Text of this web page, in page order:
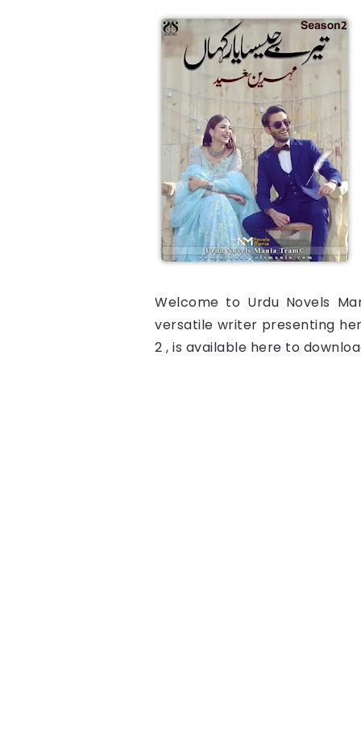
Welcome to Urdu Novels
versatile writer presenting
2 , is available here to